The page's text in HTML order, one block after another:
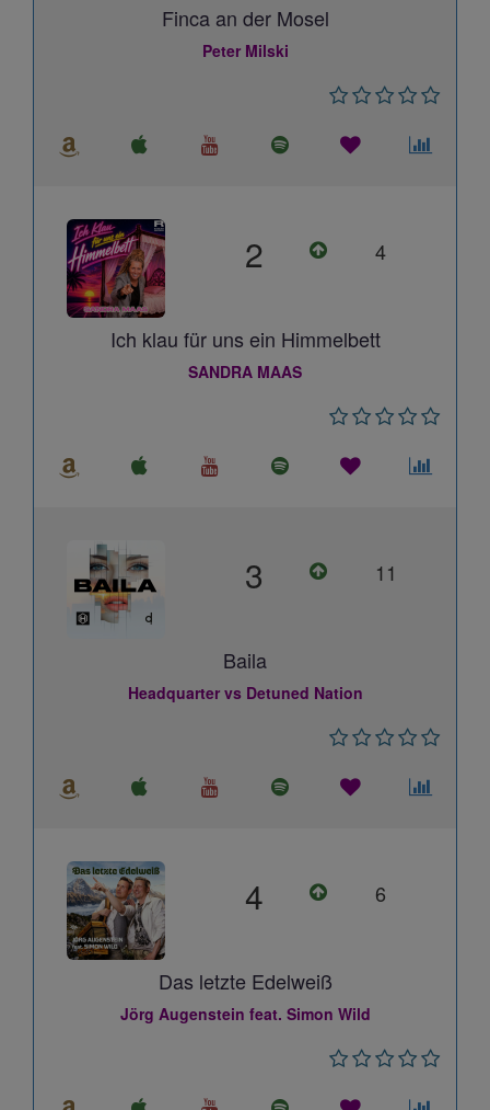
Finca an der Mosel
Peter Milski
2 4
Ich klau für uns ein Himmelbett
SANDRA MAAS
3 11
Baila
Headquarter vs Detuned Nation
4 6
Das letzte Edelweiß
Jörg Augenstein feat. Simon Wild